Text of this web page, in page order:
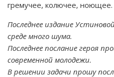
гремучее, колючее, ноющее.
Последнее издание
среде много шума.
Последнее послание героя
современной молодежи.
В решении задачи прошу